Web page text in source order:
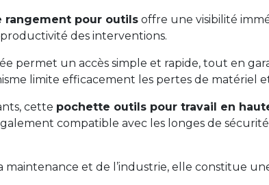
rangement pour outils offre une visibilité
des interventions.
permet un accès simple et rapide, tout en
limite efficacement les pertes de matériel
cette pochette outils pour travail en
compatible avec les longes de
et de l’industrie, elle constitue